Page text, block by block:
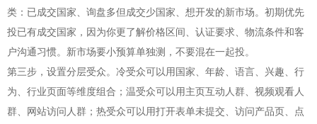
类：已成交国家、询盘多但成交少国家、想开发的新市场。初期优先
投已有成交国家，因为你更了解价格区间、认证要求、物流条件和客
户沟通习惯。新市场要小预算单独测，不要混在一起投。
第三步，设置分层受众。冷受众可以用国家、年龄、语言、兴趣、行
为、行业页面等维度组合；温受众可以用主页互动人群、视频观看人
群、网站访问人群；热受众可以用打开表单未提交、访问产品页、点